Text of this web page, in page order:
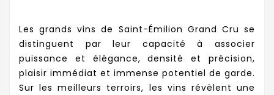
Les grands vins de Saint-Émilion Grand Cru se
distinguent par leur capacité à associer
puissance et élégance, densité et précision,
plaisir immédiat et immense potentiel de garde.
Sur les meilleurs terroirs, les vins révèlent une